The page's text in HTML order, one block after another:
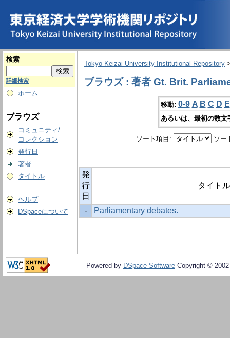
検索
詳細検索
ホーム
ブラウズ
コミュニティ/
コレクション
発行日
著者
タイトル
ヘルプ
DSpaceについて
Tokyo Keizai University Institutional Repository
ブラウズ : 著者 Gt. Brit.
移動: 0-9 A B C D E
あるいは、最初の数
ソート項目: ソー
発
行
日
タイトル
- Parliamentary debates.
Powered by DSpace Software Copyright ©